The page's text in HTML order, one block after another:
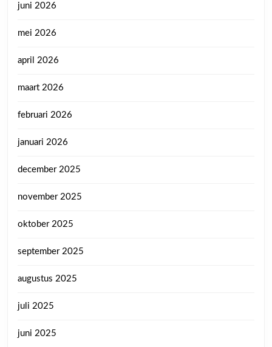
juni 2026
mei 2026
april 2026
maart 2026
februari 2026
januari 2026
december 2025
november 2025
oktober 2025
september 2025
augustus 2025
juli 2025
juni 2025